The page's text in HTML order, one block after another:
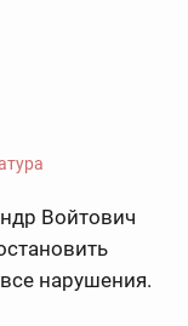
Войтович
нарушения.